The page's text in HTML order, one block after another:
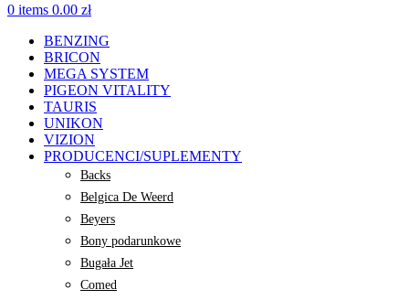
0 items 0.00 zł
BENZING
BRICON
MEGA SYSTEM
PIGEON VITALITY
TAURIS
UNIKON
VIZION
PRODUCENCI/SUPLEMENTY
Backs
Belgica De Weerd
Beyers
Bony podarunkowe
Bugała Jet
Comed